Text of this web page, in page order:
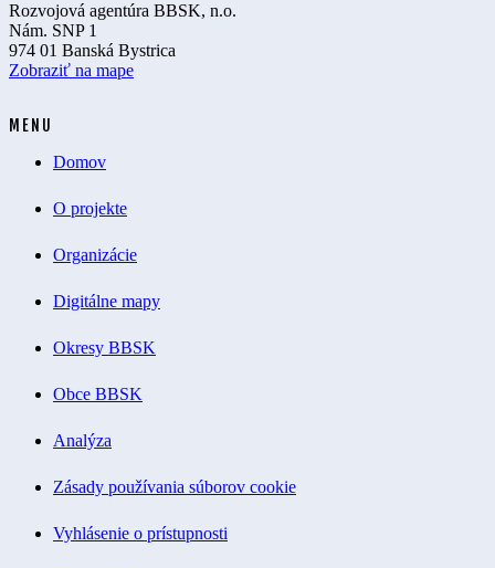
Rozvojová agentúra BBSK, n.o.
Nám. SNP 1
974 01 Banská Bystrica
Zobraziť na mape
MENU
Domov
O projekte
Organizácie
Digitálne mapy
Okresy BBSK
Obce BBSK
Analýza
Zásady používania súborov cookie
Vyhlásenie o prístupnosti